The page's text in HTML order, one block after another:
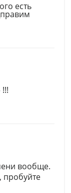
есть
вообще.
пробуйте